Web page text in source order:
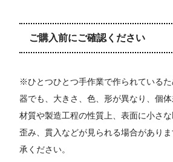
ご購入前にご確認ください
※ひとつひとつ手作業で作られている
器でも、大きさ、色、形が異なり、個
材質や製造工程の性質上、表面に小さ
歪み、貫入などが見られる場合があり
承ください。